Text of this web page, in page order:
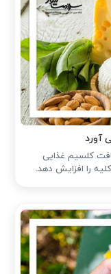
آورد
کلسیم غذایی
را افزایش دهد.